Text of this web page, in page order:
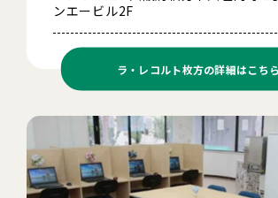
ンエービル2F
ラ・レコルト枚方の詳細はこちら